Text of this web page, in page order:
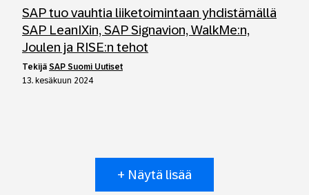
SAP tuo vauhtia liiketoimintaan yhdistämällä
SAP LeanIXin, SAP Signavion, WalkMe:n,
Joulen ja RISE:n tehot
tekijä SAP Suomi Uutiset
13. kesäkuun 2024
+ Näytä lisää